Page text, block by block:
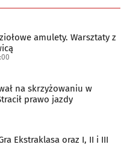
amulety. Warsztaty z
na skrzyżowaniu w
prawo jazdy
Ekstraklasa oraz I, II i III